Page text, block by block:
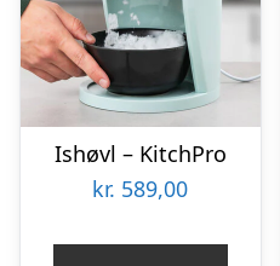
Ishøvl – KitchPro
kr. 589,00